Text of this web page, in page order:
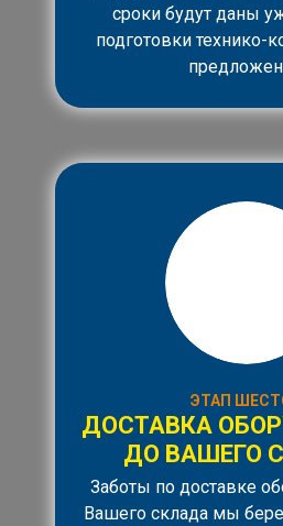
сроки будут даны
подготовки технико-
ЭТАП
ДОСТАВКА
ДО ВАШЕГО
Заботы по доставке
Вашего склада мы